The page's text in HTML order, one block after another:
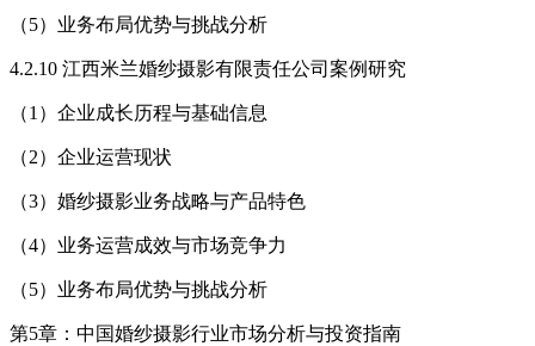
（5）业务布局优势与挑战分析
4.2.10 江西米兰婚纱摄影有限责任公司案例研究
（1）企业成长历程与基础信息
（2）企业运营现状
（3）婚纱摄影业务战略与产品特色
（4）业务运营成效与市场竞争力
（5）业务布局优势与挑战分析
第5章：中国婚纱摄影行业市场分析与投资指南